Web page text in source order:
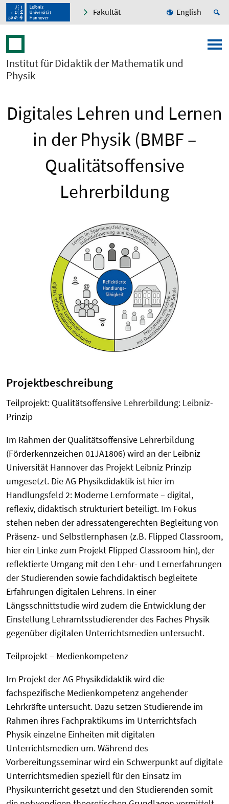
Fakultät English
Institut für Didaktik der Mathematik und
Physik
Digitales Lehren und Lernen
in der Physik (BMBF –
Qualitätsoffensive
Lehrerbildung
Projektbeschreibung
Teilprojekt: Qualitätsoffensive Lehrerbildung: Leibniz-
Prinzip
Im Rahmen der Qualitätsoffensive Lehrerbildung
(Förderkennzeichen 01JA1806) wird an der Leibniz
Universität Hannover das Projekt Leibniz Prinzip
umgesetzt. Die AG Physikdidaktik ist hier im
Handlungsfeld 2: Moderne Lernformate – digital,
reflexiv, didaktisch strukturiert beteiligt. Im Fokus
stehen neben der adressatengerechten Begleitung von
Präsenz- und Selbstlernphasen (z.B. Flipped Classroom,
hier ein Linke zum Projekt Flipped Classroom hin), der
reflektierte Umgang mit den Lehr- und Lernerfahrungen
der Studierenden sowie fachdidaktisch begleitete
Erfahrungen digitalen Lehrens. In einer
Längsschnittstudie wird zudem die Entwicklung der
Einstellung Lehramtsstudierender des Faches Physik
gegenüber digitalen Unterrichtsmedien untersucht.
Teilprojekt – Medienkompetenz
Im Projekt der AG Physikdidaktik wird die
fachspezifische Medienkompetenz angehender
Lehrkräfte untersucht. Dazu setzen Studierende im
Rahmen ihres Fachpraktikums im Unterrichtsfach
Physik einzelne Einheiten mit digitalen
Unterrichtsmedien um. Während des
Vorbereitungsseminar wird ein Schwerpunkt auf digitale
Unterrichtsmedien speziell für den Einsatz im
Physikunterricht gesetzt und den Studierenden somit